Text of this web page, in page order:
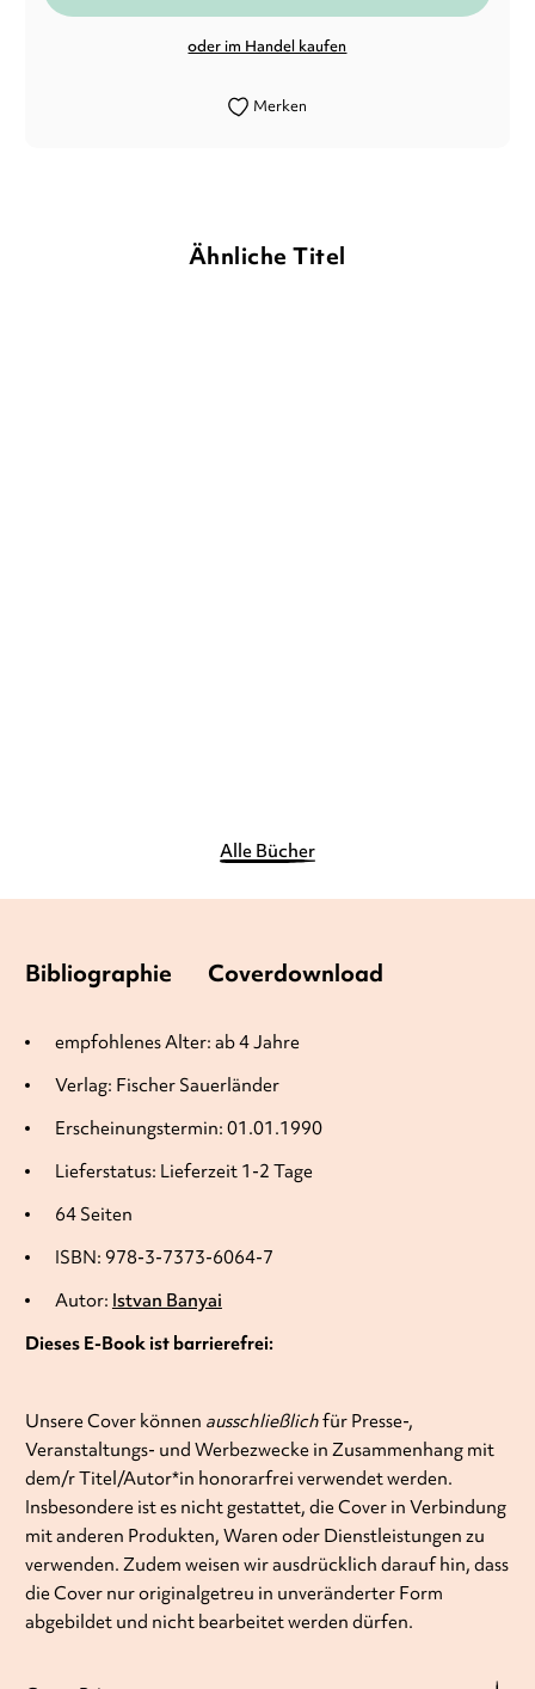
oder im Handel kaufen
Merken
Ähnliche Titel
Alle Bücher
Bibliographie Coverdownload
Verlag: Fischer Sauerländer
Erscheinungstermin: 01.01.1990
Lieferstatus: Lieferzeit 1-2 Tage
ISBN: 978-3-7373-6064-7
64 Seiten
Autor: Istvan Banyai
empfohlenes Alter: ab 4 Jahre
Dieses E-Book ist barrierefrei:
Unsere Cover können ausschließlichfür Presse-,
Veranstaltungs- und Werbezwecke in Zusammenhang mit
dem/r Titel/Autor*in honorarfrei verwendet werden.
Insbesondere ist es nicht gestattet, die Cover in Verbindung
mit anderen Produkten, Waren oder Dienstleistungen zu
verwenden. Zudem weisen wir ausdrücklich darauf hin, dass
die Cover nur originalgetreu in unveränderter Form
abgebildet und nicht bearbeitet werden dürfen.